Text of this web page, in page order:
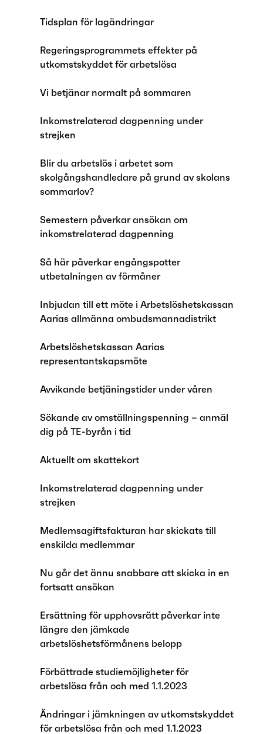
Tidsplan för lagändringar
Regeringsprogrammets effekter på
utkomstskyddet för arbetslösa
Vi betjänar normalt på sommaren
Inkomstrelaterad dagpenning under
strejken
Blir du arbetslös i arbetet som
skolgångshandledare på grund av skolans
sommarlov?
Semestern påverkar ansökan om
inkomstrelaterad dagpenning
Så här påverkar engångspotter
utbetalningen av förmåner
Inbjudan till ett möte i Arbetslöshetskassan
Aarias allmänna ombudsmannadistrikt
Arbetslöshetskassan Aarias
representantskapsmöte
Avvikande betjäningstider under våren
Sökande av omställningspenning – anmäl
dig på TE-byrån i tid
Aktuellt om skattekort
Inkomstrelaterad dagpenning under
strejken
Medlemsagiftsfakturan har skickats till
enskilda medlemmar
Nu går det ännu snabbare att skicka in en
fortsatt ansökan
Ersättning för upphovsrätt påverkar inte
längre den jämkade
arbetslöshetsförmånens belopp
Förbättrade studiemöjligheter för
arbetslösa från och med 1.1.2023
Ändringar i jämkningen av utkomstskyddet
för arbetslösa från och med 1.1.2023